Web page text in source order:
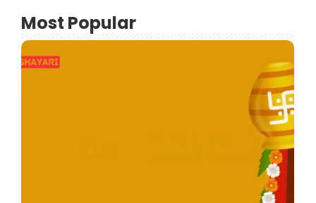
Most Popular